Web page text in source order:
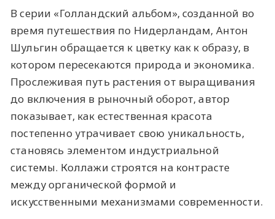
В серии «Голландский альбом», созданной во
время путешествия по Нидерландам, Антон
Шульгин обращается к цветку как к образу, в
котором пересекаются природа и экономика.
Прослеживая путь растения от выращивания
до включения в рыночный оборот, автор
показывает, как естественная красота
постепенно утрачивает свою уникальность,
становясь элементом индустриальной
системы. Коллажи строятся на контрасте
между органической формой и
искусственными механизмами современности.